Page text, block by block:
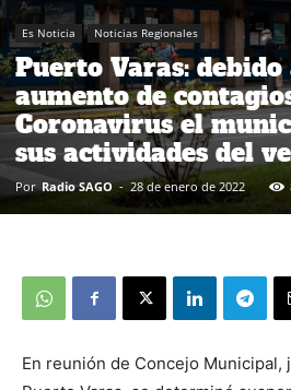
Es Noticia Noticias Regionales
Puerto Varas:
aumento de
Coronavirus el
sus actividades del
Por Radio SAGO - 28 de enero de 2022
En reunión de Concejo Municipal,